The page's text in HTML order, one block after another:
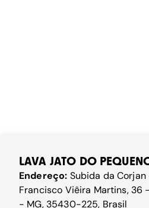
LAVA JATO DO
Endereço: Subida da
Francisco Viêira Martins, 36
- MG, 35430-225, Brasil